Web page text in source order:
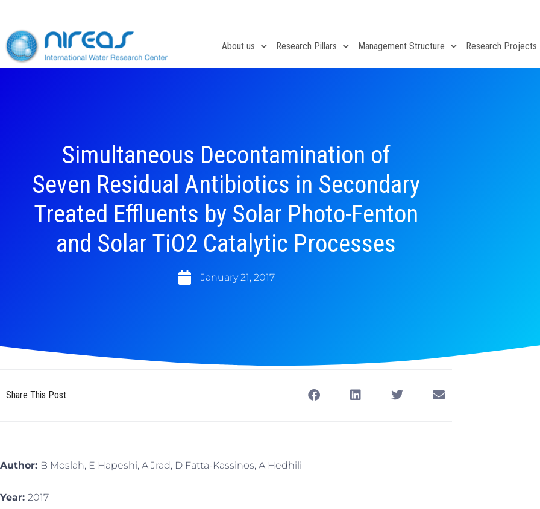
content
About us Research Pillars Management Structure Research Projects
Simultaneous Decontamination of
Seven Residual Antibiotics in Secondary
Treated Effluents by Solar Photo-Fenton
and Solar TiO2 Catalytic Processes
January 21, 2017
Share This Post
Author: B Moslah, E Hapeshi, A Jrad, D Fatta-Kassinos, A Hedhili
Year: 2017